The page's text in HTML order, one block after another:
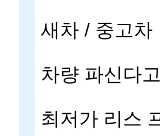
새차 / 중고차
차량 파신다
최저가 리스